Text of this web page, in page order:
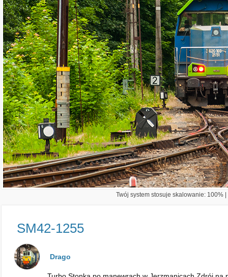
Twój system stosuje skalowanie: 100%
SM42-1255
Drago